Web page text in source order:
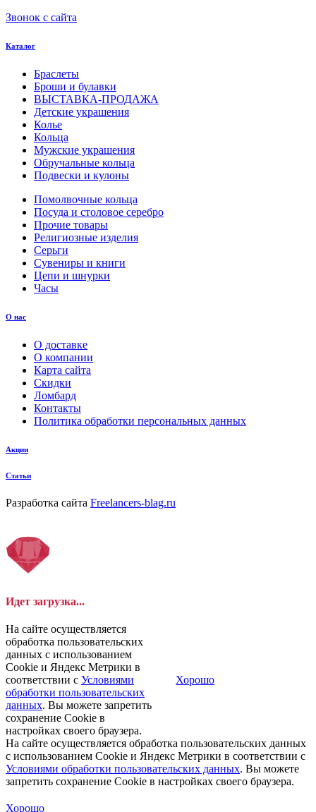
Звонок с сайта
Каталог
Браслеты
Броши и булавки
ВЫСТАВКА-ПРОДАЖА
Детские украшения
Колье
Кольца
Мужские украшения
Обручальные кольца
Подвески и кулоны
Помолвочные кольца
Посуда и столовое серебро
Прочие товары
Религиозные изделия
Серьги
Сувениры и книги
Цепи и шнурки
Часы
О нас
О доставке
О компании
Карта сайта
Скидки
Ломбард
Контакты
Политика обработки персональных данных
Акции
Статьи
Разработка сайта Freelancers-blag.ru
Идет загрузка...
На сайте осуществляется
обработка пользовательских
данных с использованием
Cookie и Яндекс Метрики в
соответствии с Условиями
обработки пользовательских
данных. Вы можете запретить
сохранение Cookie в
настройках своего браузера.
Хорошо
На сайте осуществляется обработка пользовательских данных
с использованием Cookie и Яндекс Метрики в соответствии с
Условиями обработки пользовательских данных. Вы можете
запретить сохранение Cookie в настройках своего браузера.
Хорошо